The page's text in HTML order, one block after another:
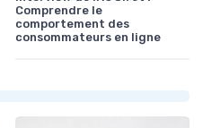
Comprendre le
comportement des
consommateurs en ligne